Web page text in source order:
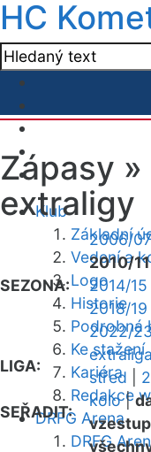
HC
Klub
Základní
Vedení a
Logo
Historie
Podrobná
Ke stažení
Kariéra
Redakce
DRFG Arena
DRFG
Zápasy »
extraligy
SEZONA:
2006/07
2010/11
2014/15
2018/19
2022/23
LIGA:
extraliga
střed
SEŘADIT:
kolo|